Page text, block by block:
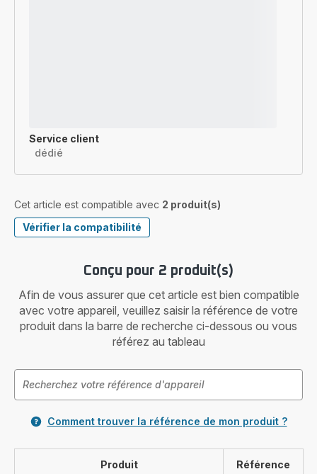
Service client
dédié
Cet article est compatible avec 2 produit(s)
Vérifier la compatibilité
Conçu pour 2 produit(s)
Afin de vous assurer que cet article est bien compatible
avec votre appareil, veuillez saisir la référence de votre
produit dans la barre de recherche ci-dessous ou vous
référez au tableau
Comment trouver la référence de mon produit ?
Produit Référence